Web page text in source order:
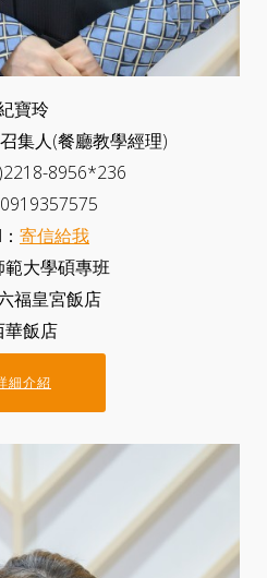
寶玲
集人(餐廳教學經理)
8956*236
寄信給我
範大學碩專班
福皇宮飯店
華飯店
細介紹